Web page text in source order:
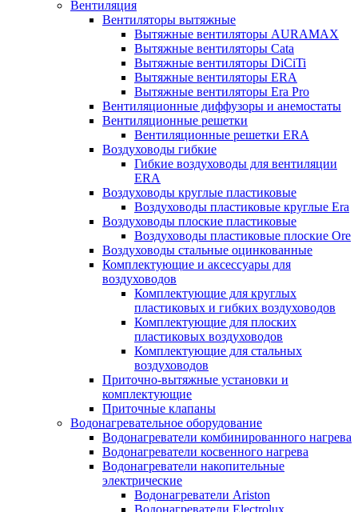
Вентиляция
Вентиляторы вытяжные
Вытяжные вентиляторы AURAMAX
Вытяжные вентиляторы Cata
Вытяжные вентиляторы DiCiTi
Вытяжные вентиляторы ERA
Вытяжные вентиляторы Era Pro
Вентиляционные диффузоры и анемостаты
Вентиляционные решетки
Вентиляционные решетки ERA
Воздуховоды гибкие
Гибкие воздуховоды для вентиляции
ERA
Воздуховоды круглые пластиковые
Воздуховоды пластиковые круглые Era
Воздуховоды плоские пластиковые
Воздуховоды пластиковые плоские Ore
Воздуховоды стальные оцинкованные
Комплектующие и аксессуары для
воздуховодов
Комплектующие для круглых
пластиковых и гибких воздуховодов
Комплектующие для плоских
пластиковых воздуховодов
Комплектующие для стальных
воздуховодов
Приточно-вытяжные установки и
комплектующие
Приточные клапаны
Водонагревательное оборудование
Водонагреватели комбинированного нагрева
Водонагреватели косвенного нагрева
Водонагреватели накопительные
электрические
Водонагреватели Ariston